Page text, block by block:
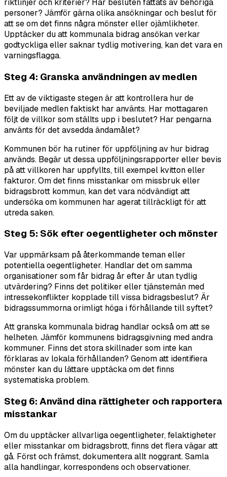
riktlinjer och kriterier? Har besluten fattats av behöriga
personer? Jämför gärna olika ansökningar och beslut för
att se om det finns några mönster eller ojämlikheter.
Upptäcker du att kommunala bidrag ansökan verkar
godtyckliga eller saknar tydlig motivering, kan det vara en
varningsflagga.
Steg 4: Granska användningen av medlen
Ett av de viktigaste stegen är att kontrollera hur de
beviljade medlen faktiskt har använts. Har mottagaren
följt de villkor som ställts upp i beslutet? Har pengarna
använts för det avsedda ändamålet?
Kommunen bör ha rutiner för uppföljning av hur bidrag
används. Begär ut dessa uppföljningsrapporter eller bevis
på att villkoren har uppfyllts, till exempel kvitton eller
fakturor. Om det finns misstankar om missbruk eller
bidragsbrott kommun, kan det vara nödvändigt att
undersöka om kommunen har agerat tillräckligt för att
utreda saken.
Steg 5: Sök efter oegentligheter och mönster
Var uppmärksam på återkommande teman eller
potentiella oegentligheter. Handlar det om samma
organisationer som får bidrag år efter år utan tydlig
utvärdering? Finns det politiker eller tjänstemän med
intressekonflikter kopplade till vissa bidragsbeslut? Är
bidragssummorna orimligt höga i förhållande till syftet?
Att granska kommunala bidrag handlar också om att se
helheten. Jämför kommunens bidragsgivning med andra
kommuner. Finns det stora skillnader som inte kan
förklaras av lokala förhållanden? Genom att identifiera
mönster kan du lättare upptäcka om det finns
systematiska problem.
Steg 6: Använd dina rättigheter och rapportera
misstankar
Om du upptäcker allvarliga oegentligheter, felaktigheter
eller misstankar om bidragsbrott, finns det flera vägar att
gå. Först och främst, dokumentera allt noggrant. Samla
alla handlingar, korrespondens och observationer.